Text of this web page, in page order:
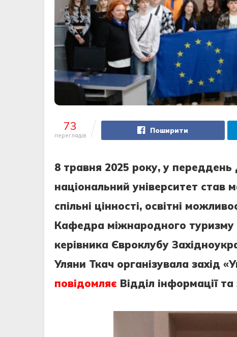
73
переглядів
Поширити
8 травня 2025 року, у
національний університет
спільні цінності, освітні
Кафедра міжнародного туризму
керівника Євроклубу
Уляни Ткач організувала захід
повідомляє Відділ інформації